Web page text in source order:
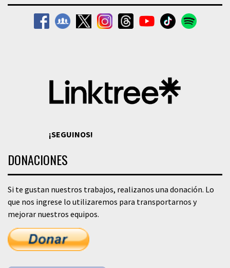
¡SEGUINOS!
DONACIONES
Si te gustan nuestros trabajos, realizanos una donación. Lo
que nos ingrese lo utilizaremos para transportarnos y
mejorar nuestros equipos.